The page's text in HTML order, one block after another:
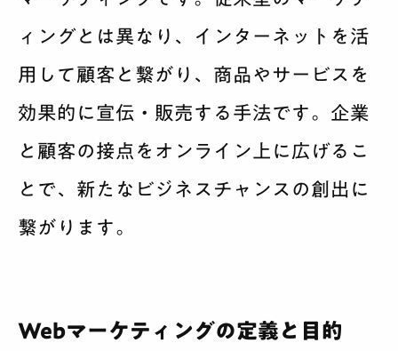
ィングとは異なり、インターネットを活
用して顧客と繋がり、商品やサービスを
効果的に宣伝・販売する手法です。企業
と顧客の接点をオンライン上に広げるこ
とで、新たなビジネスチャンスの創出に
繋がります。
Webマーケティングの定義と目的